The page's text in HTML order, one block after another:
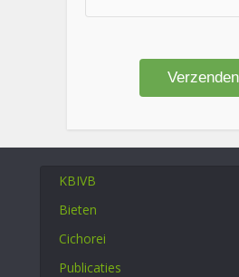
KBIVB
Bieten
Cichorei
Publicaties